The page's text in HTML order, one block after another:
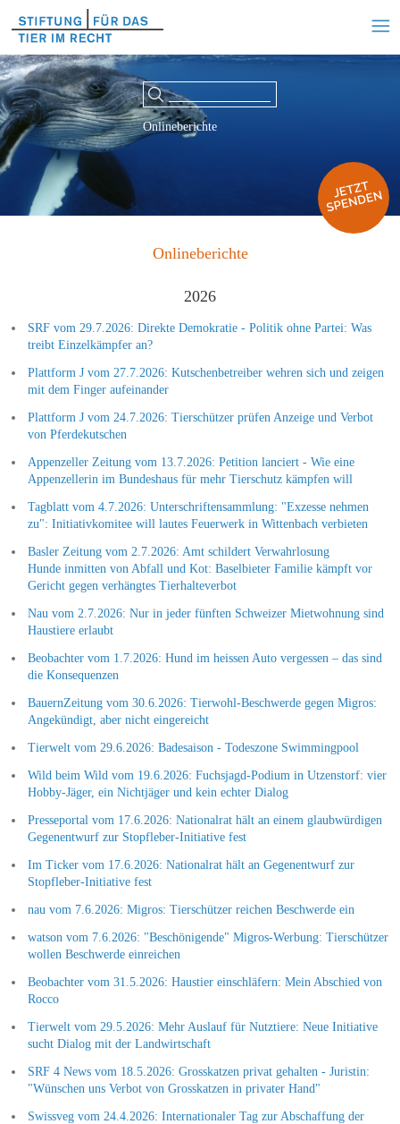
Onlineberichte
Onlineberichte
2026
SRF vom 29.7.2026: Direkte Demokratie - Politik ohne Partei: Was
treibt Einzelkämpfer an?
Plattform J vom 27.7.2026: Kutschenbetreiber wehren sich und zeigen
mit dem Finger aufeinander
Plattform J vom 24.7.2026: Tierschützer prüfen Anzeige und Verbot
von Pferdekutschen
Appenzeller Zeitung vom 13.7.2026: Petition lanciert - Wie eine
Appenzellerin im Bundeshaus für mehr Tierschutz kämpfen will
Tagblatt vom 4.7.2026: Unterschriftensammlung: "Exzesse nehmen
zu": Initiativkomitee will lautes Feuerwerk in Wittenbach verbieten
Basler Zeitung vom 2.7.2026: Amt schildert Verwahrlosung
Hunde inmitten von Abfall und Kot: Basel­bieter Familie kämpft vor
Gericht gegen verhängtes Tierhalteverbot
Nau vom 2.7.2026: Nur in jeder fünften Schweizer Mietwohnung sind
Haustiere erlaubt
Beobachter vom 1.7.2026: Hund im heissen Auto vergessen – das sind
die Konsequenzen
BauernZeitung vom 30.6.2026: Tierwohl-Beschwerde gegen Migros:
Angekündigt, aber nicht eingereicht
Tierwelt vom 29.6.2026: Badesaison - Todeszone Swimmingpool
Wild beim Wild vom 19.6.2026: Fuchsjagd-Podium in Utzenstorf: vier
Hobby-Jäger, ein Nichtjäger und kein echter Dialog
Presseportal vom 17.6.2026: Nationalrat hält an einem glaubwürdigen
Gegenentwurf zur Stopfleber-Initiative fest
Im Ticker vom 17.6.2026: Nationalrat hält an Gegenentwurf zur
Stopfleber-Initiative fest
nau vom 7.6.2026: Migros: Tierschützer reichen Beschwerde ein
watson vom 7.6.2026: "Beschönigende" Migros-Werbung: Tierschützer
wollen Beschwerde einreichen
Beobachter vom 31.5.2026: Haustier einschläfern: Mein Abschied von
Rocco
Tierwelt vom 29.5.2026: Mehr Auslauf für Nutztiere: Neue Initiative
sucht Dialog mit der Landwirtschaft
SRF 4 News vom 18.5.2026: Grosskatzen privat gehalten - Juristin:
"Wünschen uns Verbot von Grosskatzen in privater Hand"
Swissveg vom 24.4.2026: Internationaler Tag zur Abschaffung der